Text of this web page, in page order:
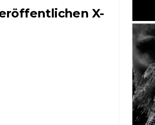
X-